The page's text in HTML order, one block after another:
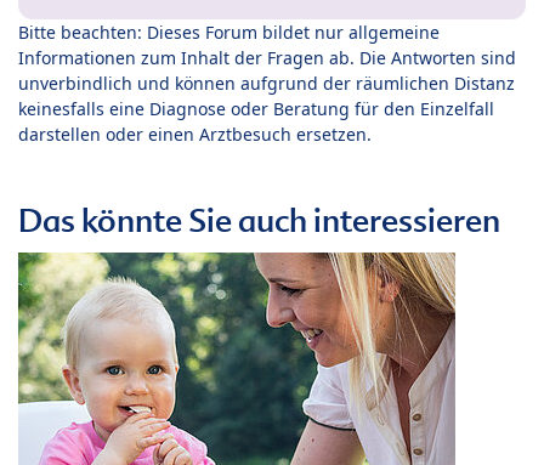
Bitte beachten: Dieses Forum bildet nur allgemeine
Informationen zum Inhalt der Fragen ab. Die Antworten sind
unverbindlich und können aufgrund der räumlichen Distanz
keinesfalls eine Diagnose oder Beratung für den Einzelfall
darstellen oder einen Arztbesuch ersetzen.
Das könnte Sie auch interessieren